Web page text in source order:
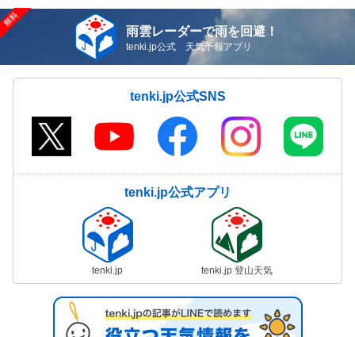
雨雲レーダーで雨を回避！
tenki.jp公式 天気予報アプリ
tenki.jp公式SNS
tenki.jp公式アプリ
tenki.jp tenki.jp 登山天気